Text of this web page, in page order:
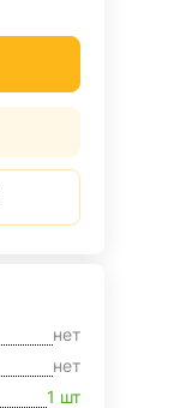
нет
нет
1 шт